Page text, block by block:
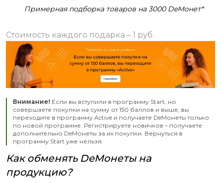
Примерная подборка товаров на 3000 DeМонет*
Стоимость каждого подарка – 1 руб.
Внимание! Если вы вступили в программу Start, но
совершаете покупки на сумму от 150 баллов и выше, вы
переходите в программу Active и получаете DeМонеты только
по новой программе. Регистрируете новичков – получаете
дополнительно DeМонеты за их покупки. Вернуться в
программу Start уже нельзя.
Как обменять DeМонеты на
продукцию?